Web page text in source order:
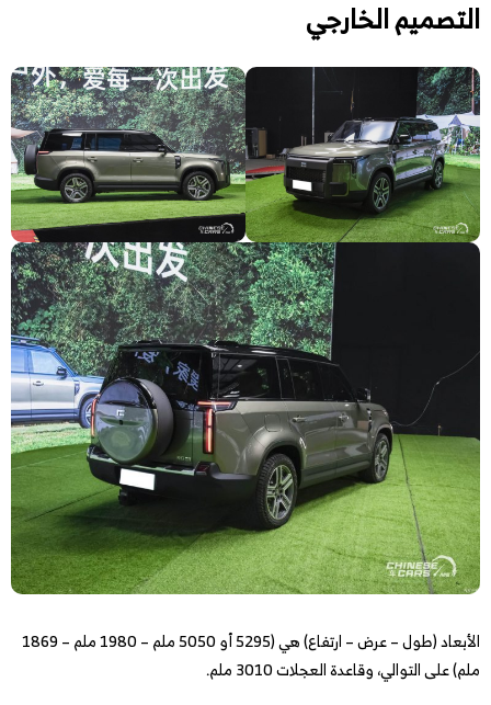
التصميم الخارجي
الأبعاد (طول – عرض – ارتفاع) هي (5295 أو 5050 ملم – 1980 ملم – 1869
ملم) على التوالي، وقاعدة العجلات 3010 ملم.